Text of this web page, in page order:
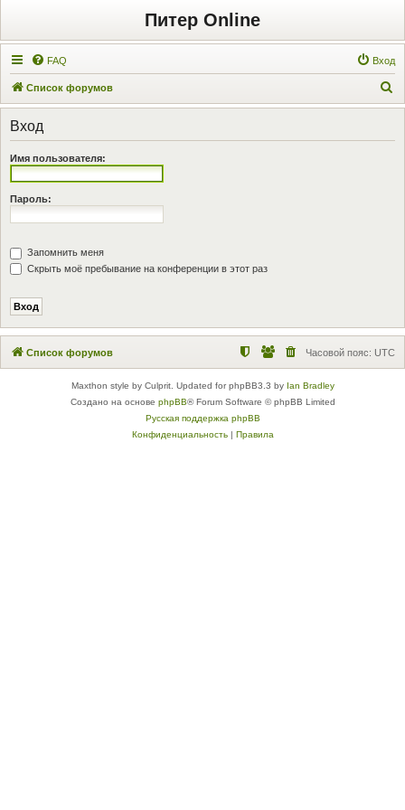
Питер Online
FAQ Вход
Список форумов
о
Вход
Имя пользователя:
Пароль:
Запомнить меня
Скрыть моё пребывание на конференции в этот раз
Список форумов Часовой пояс: UTC
Maxthon style by Culprit. Updated for phpBB3.3 by Ian Bradley
Создано на основе phpBB® Forum Software © phpBB Limited
Русская поддержка phpBB
Конфиденциальность| Правила